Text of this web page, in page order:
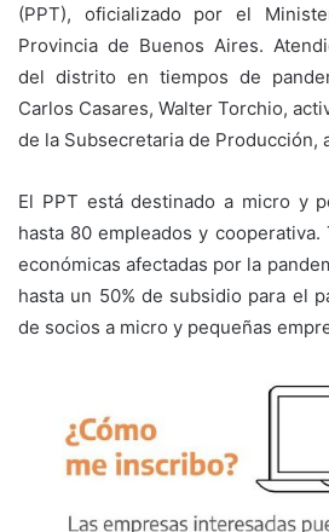
(PPT), oficializado por el
Provincia de Buenos Aires.
del distrito en tiempos de
Carlos Casares, Walter Torchio,
de la Subsecretaria de Producción,
El PPT está destinado a micro y
hasta 80 empleados y cooperativa.
económicas afectadas por la
hasta un 50% de subsidio para el
de socios a micro y pequeñas